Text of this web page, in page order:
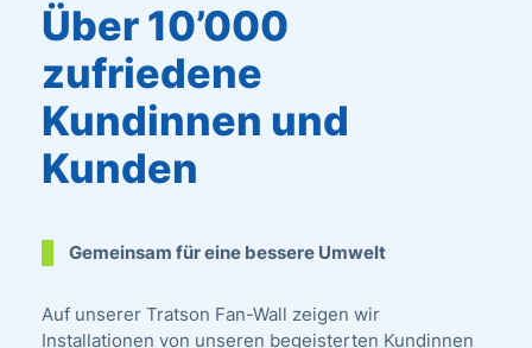
Über 10’000
zufriedene
Kundinnen und
Kunden
Gemeinsam für eine bessere Umwelt
Auf unserer Tratson Fan-Wall zeigen wir
Installationen von unseren begeisterten Kundinnen